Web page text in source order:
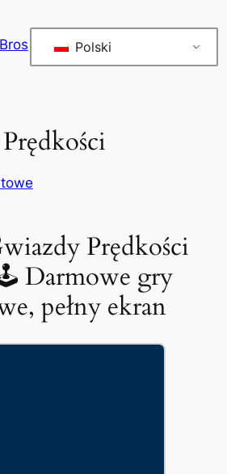
Polski
Prędkości
Darmowe gry
pełny ekran